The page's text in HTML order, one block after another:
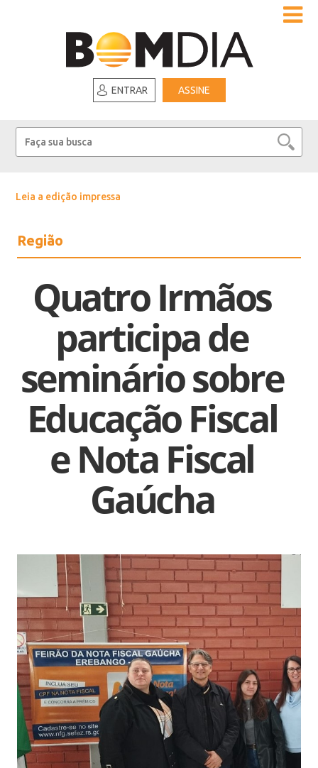
ENTRAR ASSINE
Leia a edição impressa
Região
Quatro Irmãos
participa de
seminário sobre
Educação Fiscal
e Nota Fiscal
Gaúcha